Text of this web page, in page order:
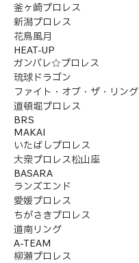
釜ヶ崎プロレス
新潟プロレス
花鳥風月
HEAT-UP
ガンバレ☆プロレス
琉球ドラゴン
ファイト・オブ・ザ・リング
道頓堀プロレス
BRS
MAKAI
いたばしプロレス
大衆プロレス松山座
BASARA
ランズエンド
愛媛プロレス
ちがさきプロレス
道南リング
A-TEAM
柳瀬プロレス